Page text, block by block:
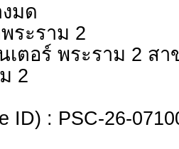
มด
ระราม 2
เตอร์ พระราม 2 สา
2
ID) : PSC-26-